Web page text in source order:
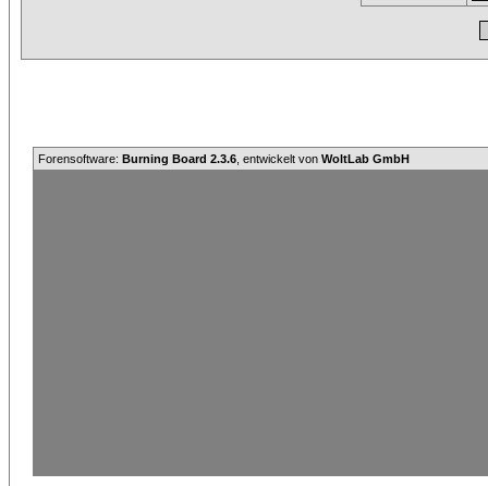
Forensoftware: Burning Board 2.3.6 , entwickelt von WoltLab GmbH